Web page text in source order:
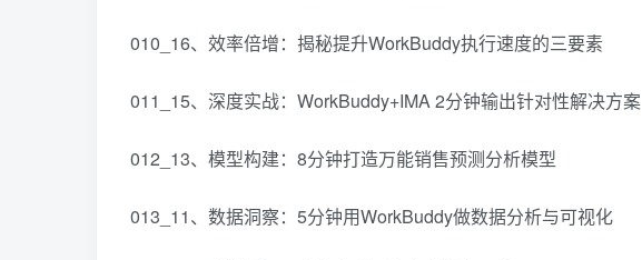
010_16、效率倍增：揭秘提升WorkBuddy执行速度的三要素
011_15、深度实战：WorkBuddy+IMA 2分钟输出针对性解决方案
012_13、模型构建：8分钟打造万能销售预测分析模型
013_11、数据洞察：5分钟用WorkBuddy做数据分析与可视化